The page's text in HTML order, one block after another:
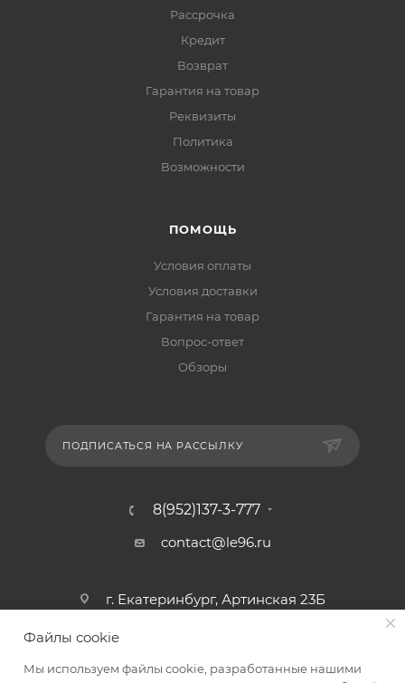
Рассрочка
Кредит
Возврат
Гарантия на товар
Реквизиты
Политика
Возможности
ПОМОЩЬ
Условия оплаты
Условия доставки
Гарантия на товар
Вопрос-ответ
Обзоры
ПОДПИСАТЬСЯ НА РАССЫЛКУ
8(952)137-3-777
contact@le96.ru
г. Екатеринбург, Артинская 23Б
Файлы cookie
Мы используем файлы cookie, разработанные нашими